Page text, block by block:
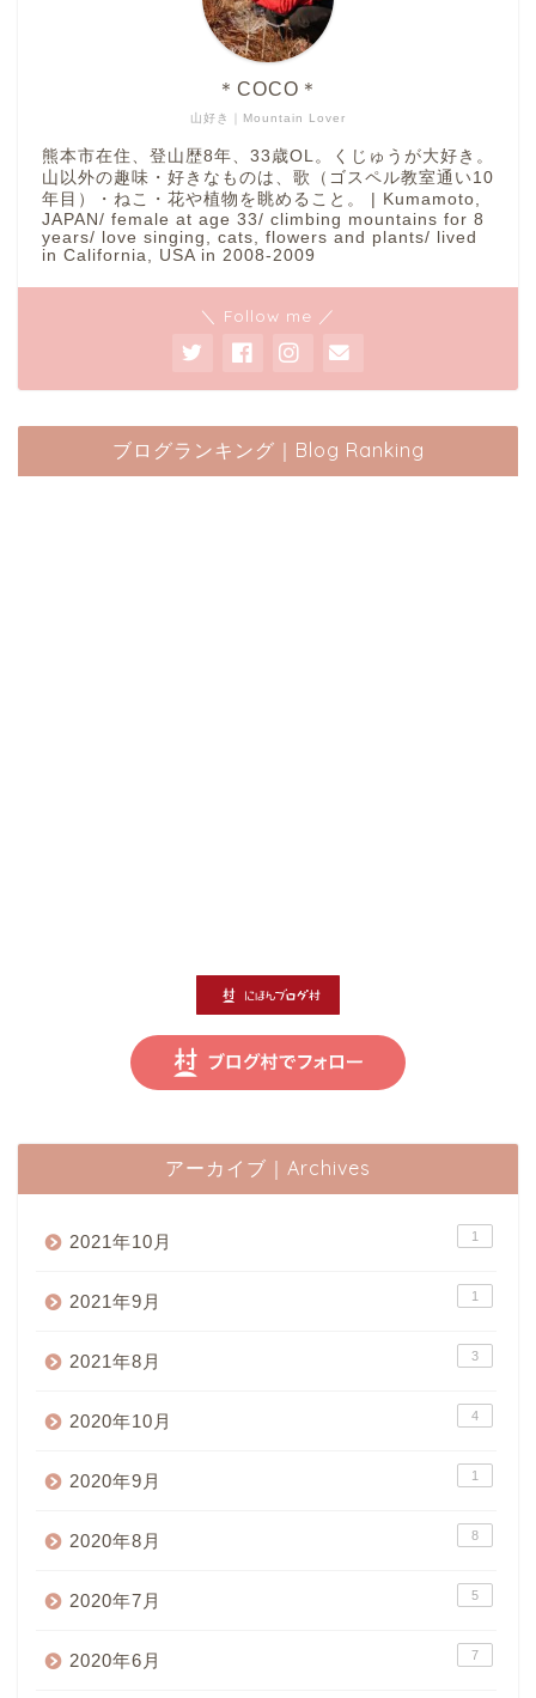
山好き｜Mountain Lover
＊COCO＊
熊本市在住、登山歴8年、33歳OL。くじゅうが大好き。
山以外の趣味・好きなものは、歌（ゴスペル教室通い10
年目）・ねこ・花や植物を眺めること。 | Kumamoto,
JAPAN/ female at age 33/ climbing mountains for 8
years/ love singing, cats, flowers and plants/ lived
in California, USA in 2008-2009
＼ Follow me ／
ブログランキング｜Blog Ranking
アーカイブ｜Archives
2021年10月 1
2021年9月 1
2021年8月 3
2020年10月 4
2020年9月 1
2020年8月 8
2020年7月 5
2020年6月 7